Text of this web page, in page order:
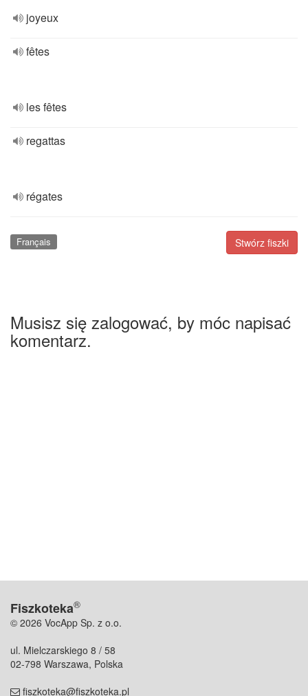
joyeux
fêtes
les fêtes
regattas
régates
Stwórz fiszki
Français
Musisz się zalogować, by móc napisać
komentarz.
Fiszkoteka®
© 2026 VocApp Sp. z o.o.
ul. Mielczarskiego 8 / 58
02-798 Warszawa, Polska
fiszkoteka@fiszkoteka.pl